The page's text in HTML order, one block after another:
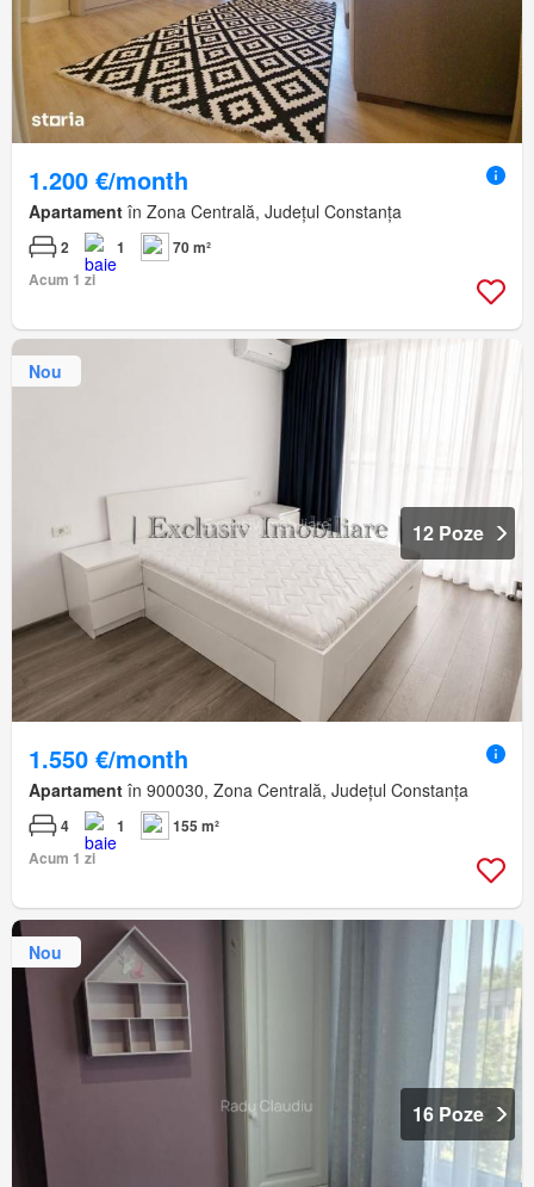
1.200 €/month
Apartament în Zona Centrală, Județul Constanța
2 1
70 m²
Acum 1 zi
Nou
12 Poze
1.550 €/month
Apartament în 900030, Zona Centrală, Județul Constanța
4 1
155 m²
Acum 1 zi
Nou
16 Poze